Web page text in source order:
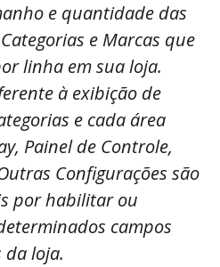
e quantidade das
e Marcas que
linha em sua loja.
à exibição de
e cada área
Painel de Controle,
Configurações são
por habilitar ou
campos
da loja.